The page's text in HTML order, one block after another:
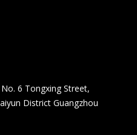
6 Tongxing Street,
District Guangzhou